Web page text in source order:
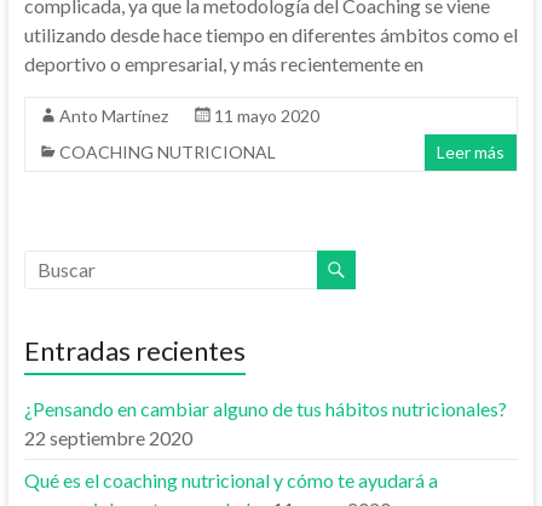
complicada, ya que la metodología del Coaching se viene
utilizando desde hace tiempo en diferentes ámbitos como el
deportivo o empresarial, y más recientemente en
Anto Martínez
11 mayo 2020
COACHING NUTRICIONAL
Leer más
Entradas recientes
¿Pensando en cambiar alguno de tus hábitos nutricionales?
22 septiembre 2020
Qué es el coaching nutricional y cómo te ayudará a